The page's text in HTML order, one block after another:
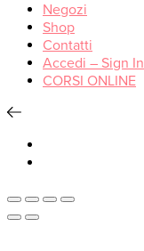
Negozi
Shop
Contatti
Accedi – Sign In
CORSI ONLINE